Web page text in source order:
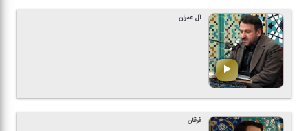
آل عمران
فرقان